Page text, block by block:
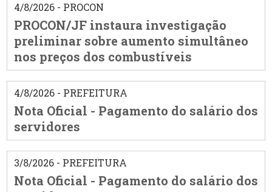
4/8/2026 - PROCON
PROCON/JF instaura investigação
preliminar sobre aumento simultâneo
nos preços dos combustíveis
4/8/2026 - PREFEITURA
Nota Oficial - Pagamento do salário dos
servidores
3/8/2026 - PREFEITURA
Nota Oficial - Pagamento do salário dos